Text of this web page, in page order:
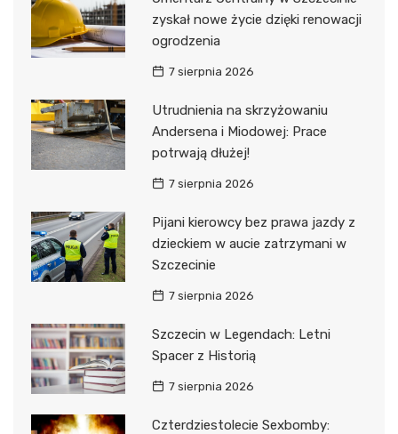
zyskał nowe życie dzięki renowacji
ogrodzenia
7 sierpnia 2026
Utrudnienia na skrzyżowaniu
Andersena i Miodowej: Prace
potrwają dłużej!
7 sierpnia 2026
Pijani kierowcy bez prawa jazdy z
dzieckiem w aucie zatrzymani w
Szczecinie
7 sierpnia 2026
Szczecin w Legendach: Letni
Spacer z Historią
7 sierpnia 2026
Czterdziestolecie Sexbomby: